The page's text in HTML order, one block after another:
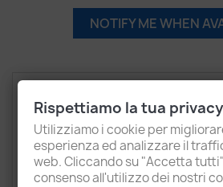
NOTIFY ME WHEN
Recensioni
Coppel gasket
Rispettiamo la tua privacy
Utilizziamo i cookie per
esperienza ed analizzare il
web. Cliccando su "Accetta
consenso all'utilizzo dei nostri